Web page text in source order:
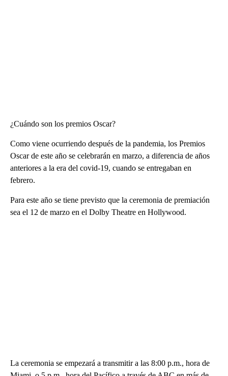
¿Cuándo son los premios Oscar?
Como viene ocurriendo después de la pandemia, los Premios
Oscar de este año se celebrarán en marzo, a diferencia de años
anteriores a la era del covid-19, cuando se entregaban en
febrero.
Para este año se tiene previsto que la ceremonia de premiación
sea el 12 de marzo en el Dolby Theatre en Hollywood.
La ceremonia se empezará a transmitir a las 8:00 p.m., hora de